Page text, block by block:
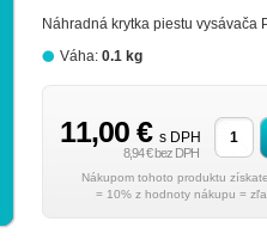
Náhradná krytka piestu vysávača
Váha: 0.1 kg
11,00 € s DPH
8,94 € bez DPH
= 10% z hodnoty nákupu =